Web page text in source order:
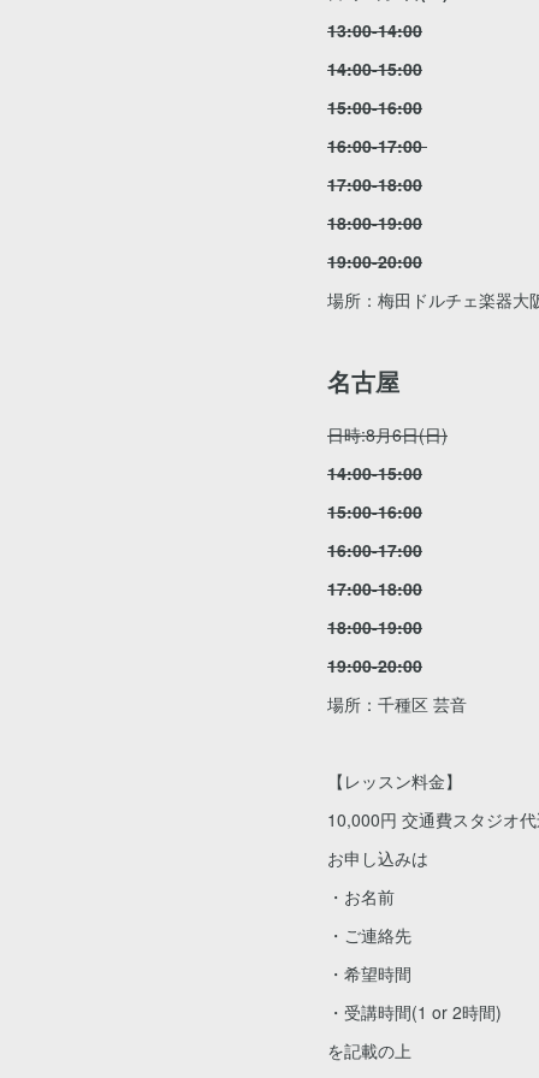
13:00-14:00
14:00-15:00
15:00-16:00
16:00-17:00
17:00-18:00
18:00-19:00
19:00-20:00
場所：梅田ドルチェ楽器大
名古屋
日時:8月6日(日)
14:00-15:00
15:00-16:00
16:00-17:00
17:00-18:00
18:00-19:00
19:00-20:00
場所：千種区 芸音
【レッスン料金】
10,000円 交通費スタジオ
お申し込みは
・お名前
・ご連絡先
・希望時間
・受講時間(1 or 2時間)
を記載の上